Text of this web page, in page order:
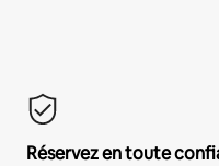
Réservez en toute